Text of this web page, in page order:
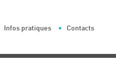
Infos pratiques Contacts